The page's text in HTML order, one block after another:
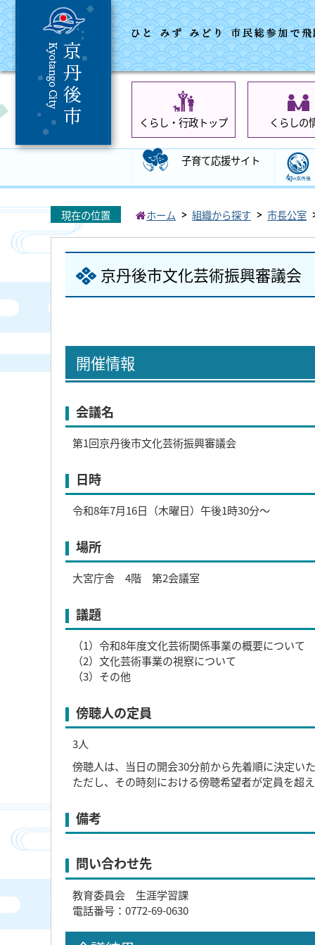
くらし・行政トップ くらしの
子育て応援サイト
現在の位置 ホーム 組織から探す 市長公室
京丹後市文化芸術振興審議会
開催情報
会議名
第1回京丹後市文化芸術振興審議会
日時
令和8年7月16日（木曜日）午後1時30分～
場所
大宮庁舎 4階 第2会議室
議題
（1）令和8年度文化芸術関係事業の概要について
（2）文化芸術事業の視察について
（3）その他
傍聴人の定員
3人
傍聴人は、当日の開会30分前から先着順に決定い
ただし、その時刻における傍聴希望者が定員を超
備考
問い合わせ先
教育委員会 生涯学習課
電話番号：0772-69-0630